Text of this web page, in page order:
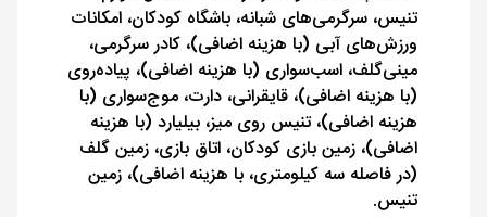
تنیس، سرگرمی‌های شبانه، باشگاه کودکان، امکانات
ورزش‌های آبی (با هزینه اضافی)، کادر سرگرمی،
مینی‌گلف، اسب‌سواری (با هزینه اضافی)، پیاده‌روی
(با هزینه اضافی)، قایقرانی، دارت، موج‌سواری (با
هزینه اضافی)، تنیس روی میز، بیلیارد (با هزینه
اضافی)، زمین بازی کودکان، اتاق بازی، زمین گلف
(در فاصله سه کیلومتری، با هزینه اضافی)، زمین
تنیس.